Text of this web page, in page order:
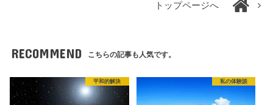
トップページへ
RECOMMEND こちらの記事も人気です。
平和的解決 私の体験談